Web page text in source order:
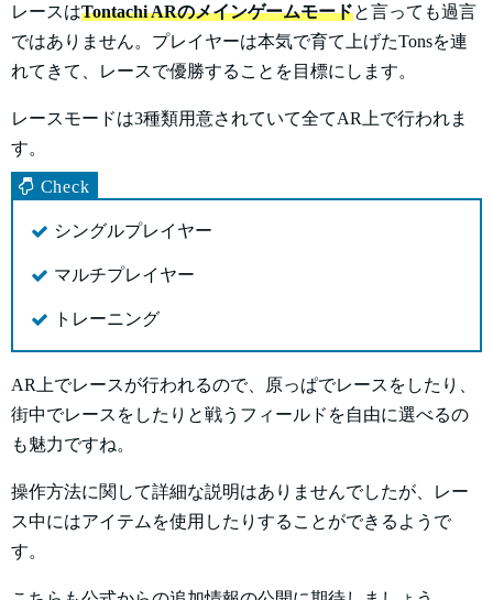
レースはTontachi ARのメインゲームモードと言っても過言
ではありません。プレイヤーは本気で育て上げたTonsを連
れてきて、レースで優勝することを目標にします。
レースモードは3種類用意されていて全てAR上で行われま
す。
シングルプレイヤー
マルチプレイヤー
トレーニング
AR上でレースが行われるので、原っぱでレースをしたり、
街中でレースをしたりと戦うフィールドを自由に選べるの
も魅力ですね。
操作方法に関して詳細な説明はありませんでしたが、レー
ス中にはアイテムを使用したりすることができるようで
す。